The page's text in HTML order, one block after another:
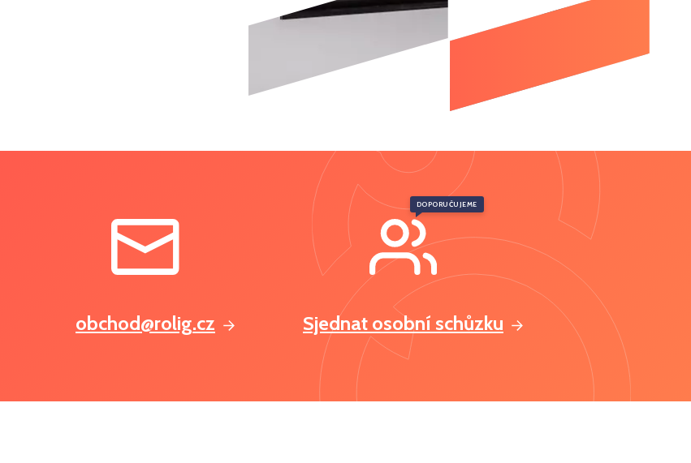
obchod@rolig.cz Sjednat osobní schůzku
DOPORUČUJEME